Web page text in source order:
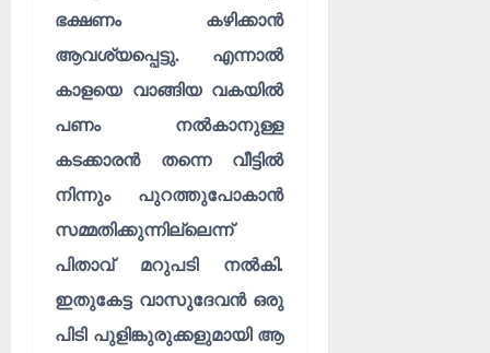
ഭക്ഷണം കഴിക്കാൻ
ആവശ്യപ്പെട്ടു. എന്നാൽ
കാളയെ വാങ്ങിയ വകയിൽ
പണം നൽകാനുള്ള
കടക്കാരൻ തന്നെ വീട്ടിൽ
നിന്നും പുറത്തുപോകാൻ
സമ്മതിക്കുന്നില്ലെന്ന്
പിതാവ് മറുപടി നൽകി.
ഇതുകേട്ട വാസുദേവൻ ഒരു
പിടി പുളിങ്കുരുക്കളുമായി ആ